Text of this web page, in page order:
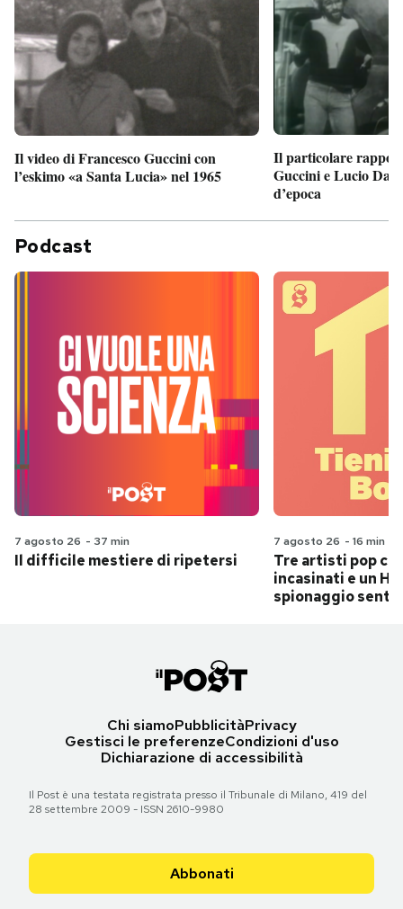
Il video di Francesco Guccini con
l’eskimo «a Santa Lucia» nel 1965
Il particolare
Guccini e Lucio
d’epoca
Podcast
7 agosto 26 - 37 min
Il difficile mestiere di ripetersi
7 agosto 26 - 16 min
Tre artisti pop
incasinati e un
spionaggio
Chi siamoPubblicitàPrivacy
Gestisci le preferenzeCondizioni d'uso
Dichiarazione di accessibilità
Il Post è una testata registrata presso il Tribunale di Milano, 419 del
28 settembre 2009 - ISSN 2610-9980
Abbonati